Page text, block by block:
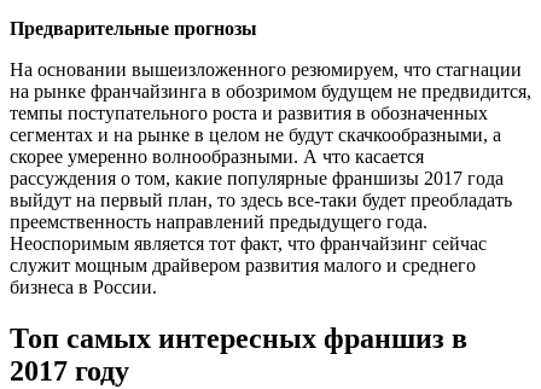
Предварительные прогнозы
На основании вышеизложенного резюмируем, что стагнации
на рынке франчайзинга в обозримом будущем не предвидится,
темпы поступательного роста и развития в обозначенных
сегментах и на рынке в целом не будут скачкообразными, а
скорее умеренно волнообразными. А что касается
рассуждения о том, какие популярные франшизы 2017 года
выйдут на первый план, то здесь все-таки будет преобладать
преемственность направлений предыдущего года.
Неоспоримым является тот факт, что франчайзинг сейчас
служит мощным драйвером развития малого и среднего
бизнеса в России.
Топ самых интересных франшиз в
2017 году